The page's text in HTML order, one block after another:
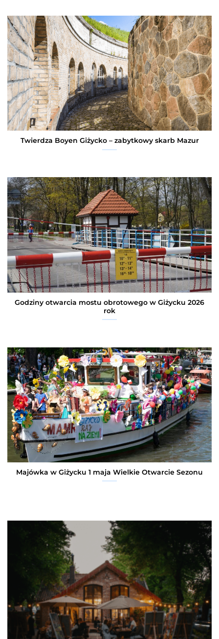
Twierdza Boyen Giżycko – zabytkowy skarb Mazur
Godziny otwarcia mostu obrotowego w Giżycku 2026
rok
Majówka w Giżycku 1 maja Wielkie Otwarcie Sezonu